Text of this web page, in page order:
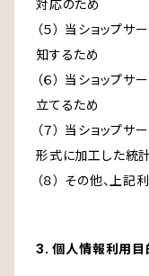
対応のため
（５） 当ショップ
知するため
（６） 当ショップ
立てるため
（７） 当ショップ
形式に加工した統
（８） その他、上
3. 個人情報利用目